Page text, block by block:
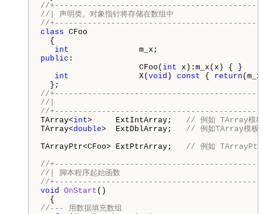
//
//| 声明类。对象指针将存储在数组中
//
class CFoo
{
int
public :
CFoo( int x):m_x(x) { }
int X(void ) const { return
//
//|
//
TArray<int>     ExtIntArray; // 例如 TArray模
TArray<double>  ExtDblArray;
TArrayPtr<CFoo> ExtPtrArray;
//
//| 脚本程序起始函数
//
void
OnStart ()
//--- 用数据填充数组